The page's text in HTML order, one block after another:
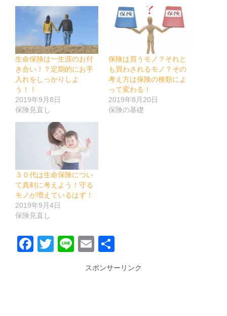
生命保険は一生涯のお付
き合い！？定期的にお手
入れをしっかりしよ
う！！
2019年9月8日
保険見直し
保険は買うモノ？それと
も買わされるモノ？その
考え方は保険の種類によ
って変わる！
2019年8月20日
保険の基礎
３０代は生命保険につい
て真剣に考えよう！守る
モノが増えているはず！
2019年9月4日
保険見直し
Facebook
Twitter
LineEmail
スポンサーリンク